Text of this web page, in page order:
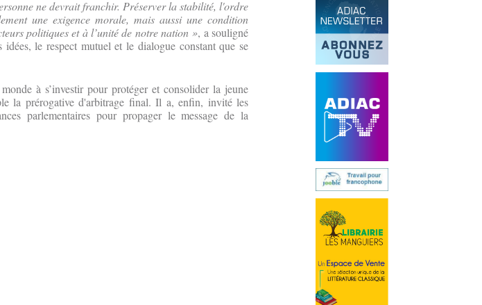
ne devrait franchir. Préserver la stabilité, l'ordre
une exigence morale, mais aussi une condition
politiques et à l’unité de notre nation », a souligné
le respect mutuel et le dialogue constant que se
à s’investir pour protéger et consolider la jeune
la prérogative d'arbitrage final. Il a, enfin, invité les
parlementaires pour propager le message de la